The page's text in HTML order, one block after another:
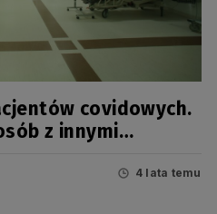
covidowych.
z innymi
4 lata temu